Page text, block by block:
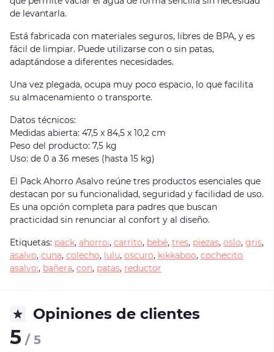
de levantarla.
Está fabricada con materiales seguros, libres de BPA, y es
fácil de limpiar. Puede utilizarse con o sin patas,
adaptándose a diferentes necesidades.
Una vez plegada, ocupa muy poco espacio, lo que facilita
su almacenamiento o transporte.
Datos técnicos:
Medidas abierta: 47,5 x 84,5 x 10,2 cm
Peso del producto: 7,5 kg
Uso: de 0 a 36 meses (hasta 15 kg)
El Pack Ahorro Asalvo reúne tres productos esenciales que
destacan por su funcionalidad, seguridad y facilidad de uso.
Es una opción completa para padres que buscan
practicidad sin renunciar al confort y al diseño.
Etiquetas: pack, ahorro:, carrito, bebé, tres, piezas, oslo, gris,
asalvo, cuna, colecho, lulu, oscuro, kikkaboo, cochecito
asalvo:, bañera, con, patas, reductor
Opiniones de clientes
5 / 5